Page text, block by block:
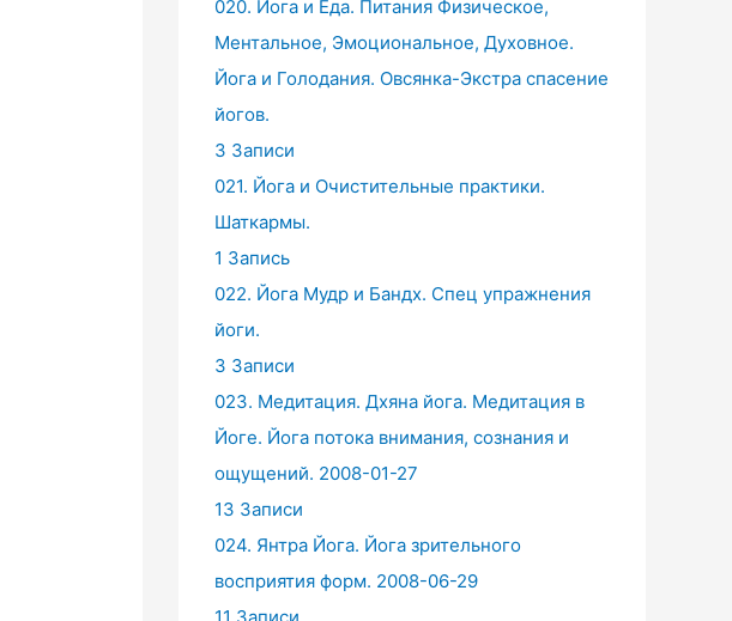
020. Йога и Еда. Питания Физическое,
Ментальное, Эмоциональное, Духовное.
Йога и Голодания. Овсянка-Экстра спасение
йогов.
3 Записи
021. Йога и Очистительные практики.
Шаткармы.
1 Запись
022. Йога Мудр и Бандх. Спец упражнения
йоги.
3 Записи
023. Медитация. Дхяна йога. Медитация в
Йоге. Йога потока внимания, сознания и
ощущений. 2008-01-27
13 Записи
024. Янтра Йога. Йога зрительного
восприятия форм. 2008-06-29